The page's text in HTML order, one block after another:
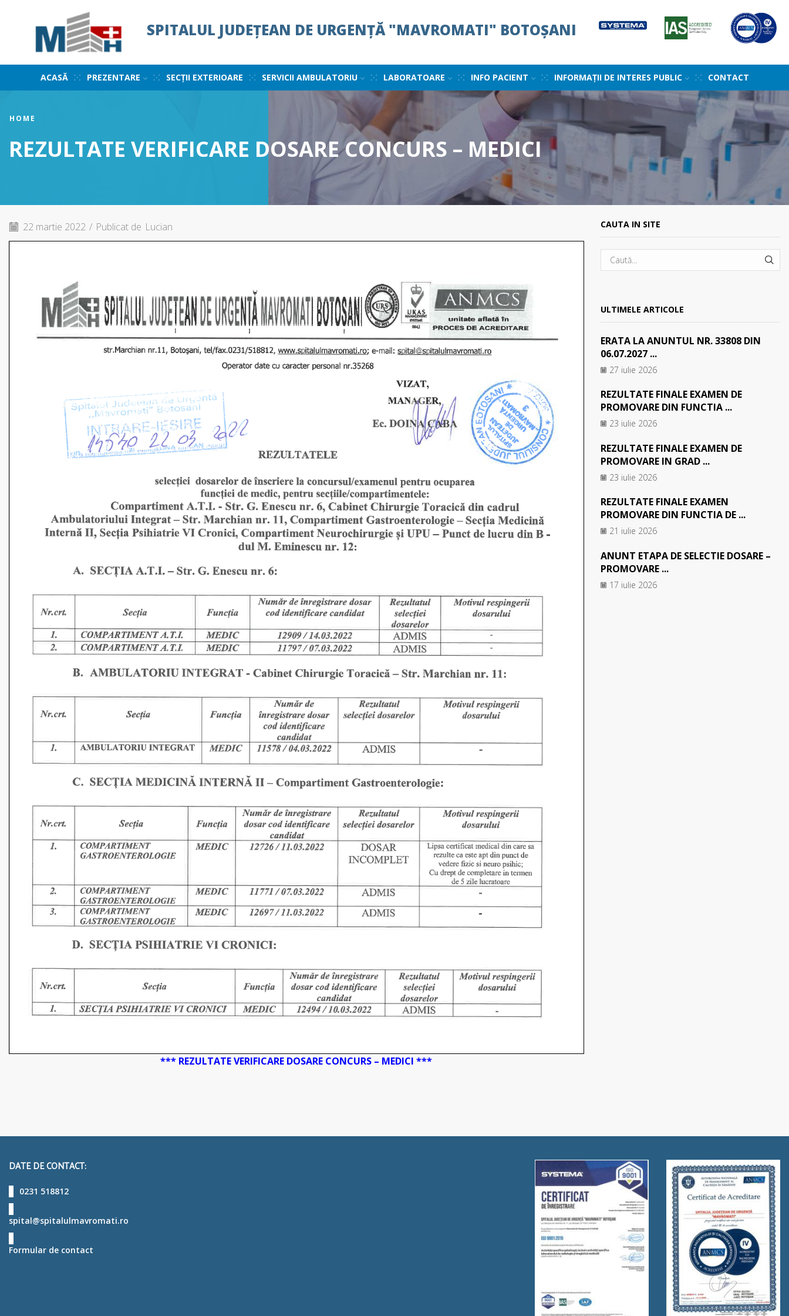
SPITALUL JUDEȚEAN DE URGENȚĂ "MAVROMATI" BOTOȘANI
ACASĂ PREZENTARE SECȚII EXTERIOARE SERVICII AMBULATORIU LABORATOARE INFO PACIENT INFORMAȚII DE INTERES PUBLIC CONTACT
HOME
REZULTATE VERIFICARE DOSARE CONCURS – MEDICI
22 martie 2022 / Publicat de Lucian
*** REZULTATE VERIFICARE DOSARE CONCURS – MEDICI ***
CAUTA IN SITE
ULTIMELE ARTICOLE
ERATA LA ANUNTUL NR. 33808 DIN
06.07.2027 ...
27 iulie 2026
REZULTATE FINALE EXAMEN DE
PROMOVARE DIN FUNCTIA ...
23 iulie 2026
REZULTATE FINALE EXAMEN DE
PROMOVARE IN GRAD ...
23 iulie 2026
REZULTATE FINALE EXAMEN
PROMOVARE DIN FUNCTIA DE ...
21 iulie 2026
ANUNT ETAPA DE SELECTIE DOSARE –
PROMOVARE ...
17 iulie 2026
DATE DE CONTACT:
0231 518812
spital@spitalulmavromati.ro
Formular de contact